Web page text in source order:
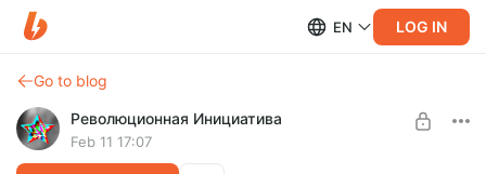
EN LOG IN
Go to blog
Революционная Инициатива
Feb 11 17:07